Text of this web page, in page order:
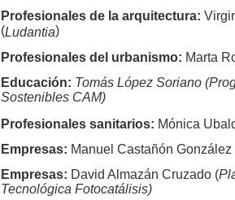
Profesionales de la arquitectura:
(Ludantia)
Profesionales del urbanismo: Marta
Educación: Tomás López Soriano
Sostenibles CAM)
Profesionales sanitarios: Mónica
Empresas: Manuel Castañón González
Empresas: David Almazán Cruzado (
Tecnológica Fotocatálisis)